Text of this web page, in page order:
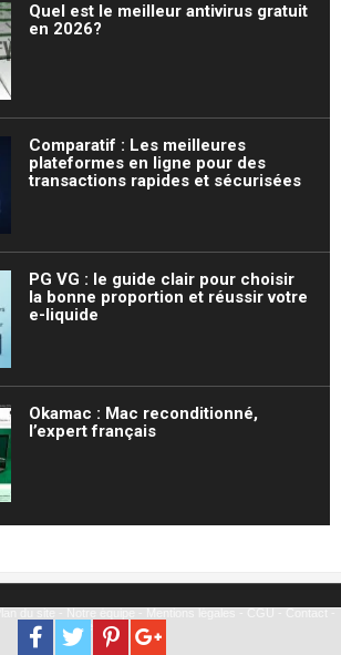
Quel est le meilleur antivirus gratuit
en 2026?
Comparatif : Les meilleures
plateformes en ligne pour des
transactions rapides et sécurisées
PG VG : le guide clair pour choisir
la bonne proportion et réussir votre
e-liquide
Okamac : Mac reconditionné,
l’expert français
Partenariat